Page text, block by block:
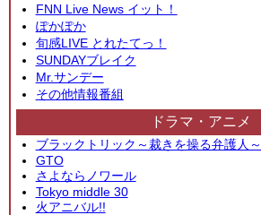
FNN Live News イット！
ぽかぽか
旬感LIVE とれたてっ！
SUNDAYブレイク
Mr.サンデー
その他情報番組
ドラマ・アニメ
ブラックトリック～裁きを操る弁護人～
GTO
さよならノワール
Tokyo middle 30
火アニバル!!